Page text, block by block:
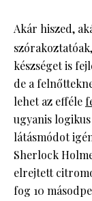
Akár hiszed,
készséget is
de a
lehet az efféle
ugyanis
látásmódot
Sherlock
elrejtett
fog 10